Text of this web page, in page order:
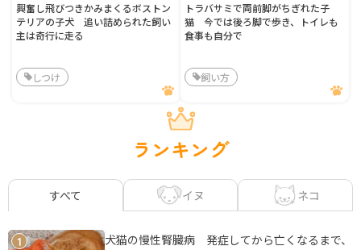
興奮し飛びつきかみまくるボストン
テリアの子犬 追い詰められた飼い
主は奇行に走る
しつけ
トラバサミで両前脚がちぎれた子
猫 今では後ろ脚で歩き、トイレも
食事も自分で
飼い方
ランキング
すべて イヌ ネコ
1
犬猫の慢性腎臓病 発症してから亡くなるまで、